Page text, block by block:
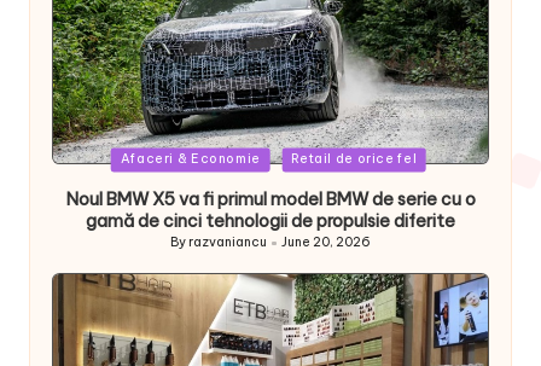
Posted
Afaceri & Economie Retail de orice fel
Noul BMW X5 va fi primul model BMW de serie cu o
gamă de cinci tehnologii de propulsie diferite
Posted
By razvaniancu June 20, 2026